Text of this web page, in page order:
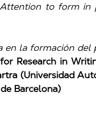
Attention to form in
en la formación del
Research in
(Universidad
Barcelona)